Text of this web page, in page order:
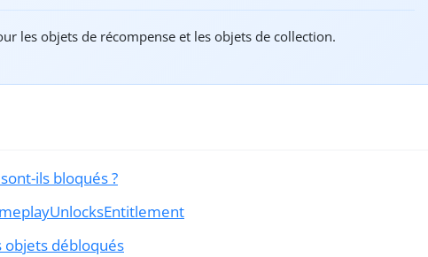
les objets de récompense et les objets de collection.
ils bloqués ?
débloqués